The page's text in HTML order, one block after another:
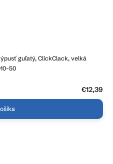
guľatý, ClickClack, velká
50
€12,39